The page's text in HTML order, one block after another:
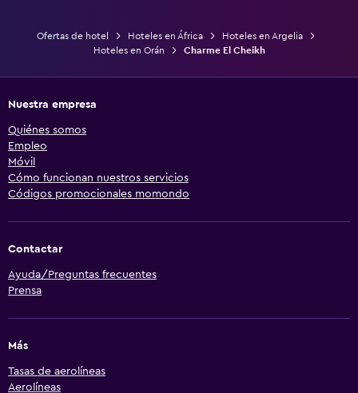
Ofertas de hotel Hoteles en África
Hoteles en Argelia
Hoteles en Orán
Charme El Cheikh
Nuestra empresa
Quiénes somos
Empleo
Móvil
Cómo funcionan nuestros servicios
Códigos promocionales momondo
Contactar
Ayuda/Preguntas frecuentes
Prensa
Más
Tasas de aerolíneas
Aerolíneas